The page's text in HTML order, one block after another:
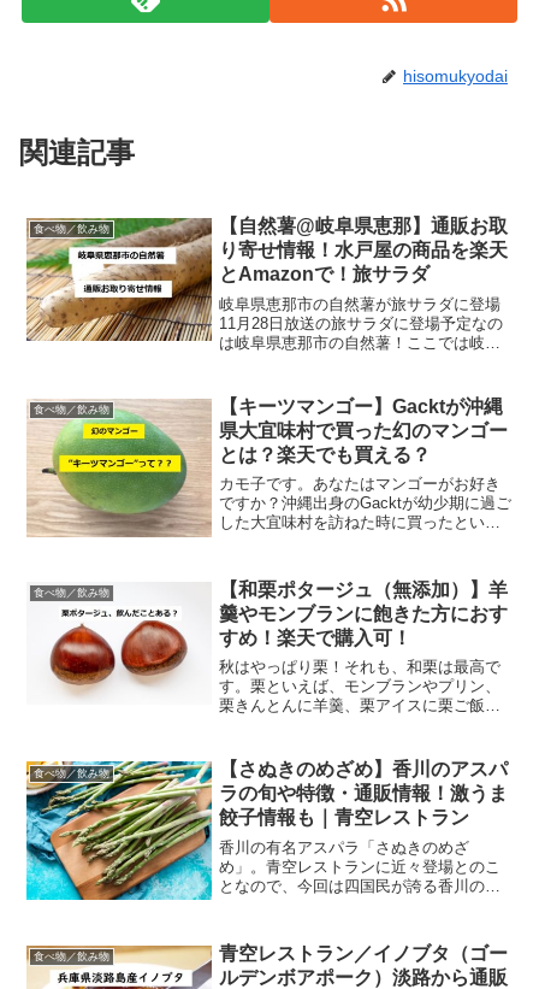
hisomukyodai
関連記事
食べ物／飲み物
【自然薯@岐阜県恵那】通販お取
り寄せ情報！水戸屋の商品を楽天
とAmazonで！旅サラダ
岐阜県恵那市の自然薯が旅サラダに登場
11月28日放送の旅サラダに登場予定なの
は岐阜県恵那市の自然薯！ここでは岐阜
薯岐阜県恵那市を含む東濃地区は、自然
薯の産地として知られ...
食べ物／飲み物
【キーツマンゴー】Gacktが沖縄
県大宜味村で買った幻のマンゴー
とは？楽天でも買える？
カモ子です。あなたはマンゴーがお好き
ですか？沖縄出身のGacktが幼少期に過ご
した大宜味村を訪ねた時に買ったという
ンゴー」とは？糖度や特徴などキーツマ
ンゴーとはキーツ種...
食べ物／飲み物
【和栗ポタージュ（無添加）】羊
羹やモンブランに飽きた方におす
すめ！楽天で購入可！
秋はやっぱり栗！それも、和栗は最高で
す。栗といえば、モンブランやプリン、
栗きんとんに羊羹、栗アイスに栗ご飯な
り馴染みのないかもしれない「和栗のポ
タージュ」をご紹介します...
食べ物／飲み物
【さぬきのめざめ】香川のアスパ
ラの旬や特徴・通販情報！激うま
餃子情報も｜青空レストラン
香川の有名アスパラ「さぬきのめざ
め」。青空レストランに近々登場とのこ
となので、今回は四国民が誇る香川のア
香川県より産地直送 JA香川県アスパラ
さぬきのめざめ LからM...
食べ物／飲み物
青空レストラン／イノブタ（ゴー
ルデンボアポーク）淡路から通販